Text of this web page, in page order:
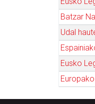
Batzar
Udal
Eusko